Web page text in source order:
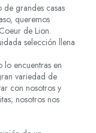
grandes casas
queremos
de Lion.
selección llena
lo encuentras en
variedad de
con nosotros y
nosotros nos